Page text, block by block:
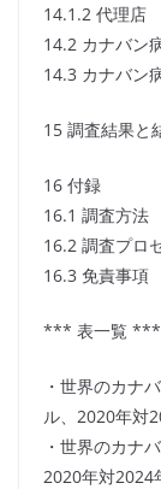
14.1.2 代理店
14.2 カナバン
14.3 カナバン
15 調査結果と
16 付録
16.1 調査方法
16.2 調査プロ
16.3 免責事項
*** 表一覧 ***
・世界のカナ
ル、2020年対
・世界のカナ
2020年対2024